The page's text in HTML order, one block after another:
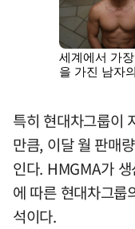
특히 현대차그룹이
만큼, 이달 월 판매
인다. HMGMA가
에 따른 현대차그룹
석이다.